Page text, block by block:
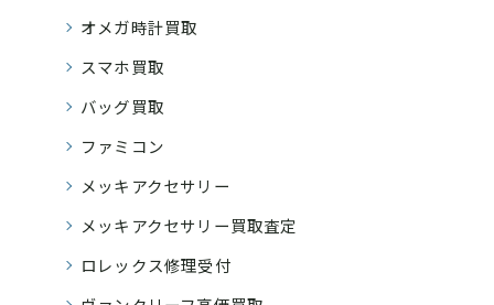
オメガ時計買取
スマホ買取
バッグ買取
ファミコン
メッキアクセサリー
メッキアクセサリー買取査定
ロレックス修理受付